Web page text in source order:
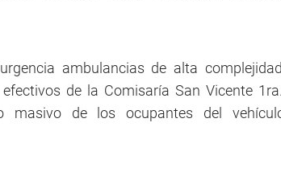
ambulancias de alta
de la Comisaría San Vicente
masivo de los ocupantes del